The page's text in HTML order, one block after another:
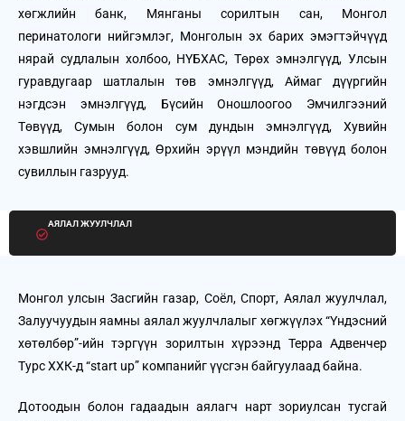
хөгжлийн банк, Мянганы сорилтын сан, Монгол
перинатологи нийгэмлэг, Монголын эх барих эмэгтэйчүүд
нярай судлалын холбоо, НҮБХАС, Төрөх эмнэлгүүд, Улсын
гуравдугаар шатлалын төв эмнэлгүүд, Аймаг дүүргийн
нэгдсэн эмнэлгүүд, Бүсийн Оношлоогоо Эмчилгээний
Төвүүд, Сумын болон сум дундын эмнэлгүүд, Хувийн
хэвшлийн эмнэлгүүд, Өрхийн эрүүл мэндийн төвүүд болон
сувиллын газрууд.
АЯЛАЛ ЖУУЛЧЛАЛ
Монгол улсын Засгийн газар, Соёл, Спорт, Аялал жуулчлал,
Залуучуудын яамны аялал жуулчлалыг хөгжүүлэх “Үндэсний
хөтөлбөр”-ийн тэргүүн зорилтын хүрээнд Терра Адвенчер
Турс ХХК-д “start up” компанийг үүсгэн байгуулаад байна.
Дотоодын болон гадаадын аялагч нарт зориулсан тусгай